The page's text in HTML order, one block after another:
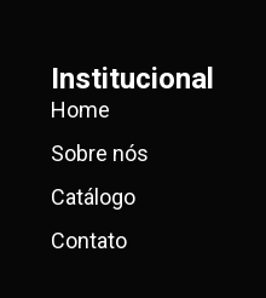
Institucional
Home
Sobre nós
Catálogo
Contato